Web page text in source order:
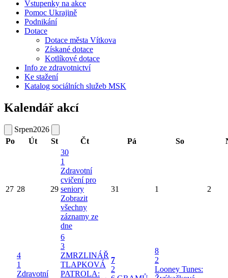
Vstupenky na akce
Pomoc Ukrajině
Podnikání
Dotace
Dotace města Vítkova
Získané dotace
Kotlíkové dotace
Info ze zdravotnictví
Ke stažení
Katalog sociálních služeb MSK
Kalendář akcí
Srpen2026
Po
Út St Čt Pá So
27 28 29
30
1
Zdravotní
cvičení pro
seniory
Zobrazit
všechny
záznamy ze
dne
31 1 2
4
1
Zdravotní
6
3
ZMRZLINÁŘ
TLAPKOVÁ
PATROLA:
7
2
8
2
Looney Tunes: